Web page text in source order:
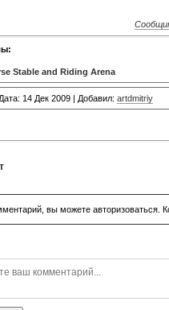
Stable and Riding Arena
14 Дек 2009 | Добавил: artdmitriy
вы можете авторизоваться.